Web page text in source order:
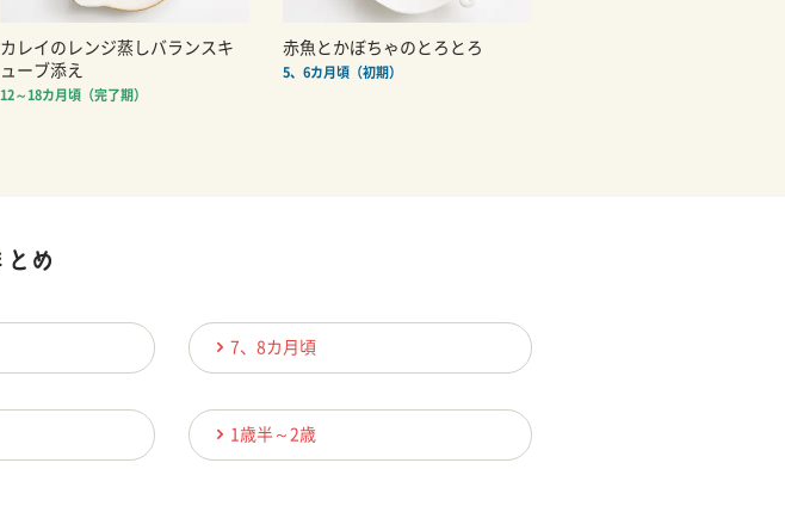
カレイのレンジ蒸しバランスキ
ューブ添え
12～18カ月頃（完了期）
赤魚とかぼちゃのとろとろ
5、6カ月頃（初期）
7、8カ月頃
1歳半～2歳